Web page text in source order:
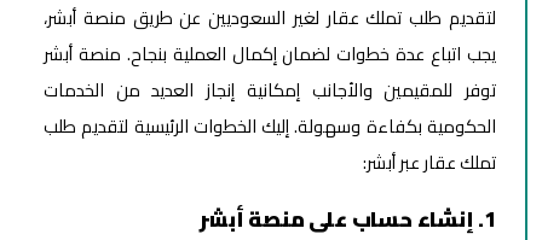
لتقديم طلب تملك عقار لغير السعوديين عن طريق منصة أبشر،
يجب اتباع عدة خطوات لضمان إكمال العملية بنجاح. منصة أبشر
توفر للمقيمين والأجانب إمكانية إنجاز العديد من الخدمات
الحكومية بكفاءة وسهولة. إليك الخطوات الرئيسية لتقديم طلب
تملك عقار عبر أبشر:
1. إنشاء حساب على منصة أبشر